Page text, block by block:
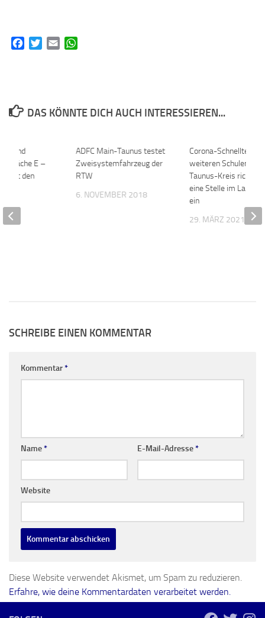
FacebookTwitterEmail
DAS KÖNNTE DICH AUCH INTERESSIEREN...
ADFC Main-Taunus testet
Zweisystemfahrzeug der
RTW
6. NOVEMBER 2018
Corona-Schnelltests
weiteren Schulen –
Taunus-Kreis richtet
eine Stelle im
ein
29. MÄRZ 2021
und
Fläche E –
mit den
SCHREIBE EINEN KOMMENTAR
Kommentar*
Name* E-Mail-Adresse*
Website
Diese Website verwendet Akismet, um Spam zu reduzieren.
Erfahre, wie deine Kommentardaten verarbeitet werden.